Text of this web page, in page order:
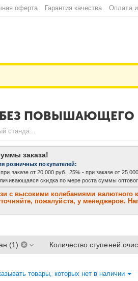
оферта Гарантия качества Оплата
ПОВЫШАЮЩЕГО
Бытовой обратный осмос 5-стадийный стандартный, без повышающего насоса 50 гал
заказа!
розничных покупателей:
заказе от 20 000 руб., 25% - при заказе от 25
скидка по мере роста суммы
с высокими колебаниями валютного
пожалуйста, у менеджеров.
(1) Количество ступеней
товары, которых нет в наличии